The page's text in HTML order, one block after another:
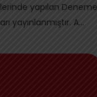
yapılan Deneme
Sınavlarının cevap anahtarı yayınlanmıştır. A...